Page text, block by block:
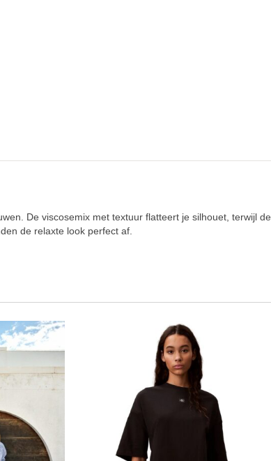
De viscosemix met textuur flatteert je silhouet, terwijl de
de relaxte look perfect af.